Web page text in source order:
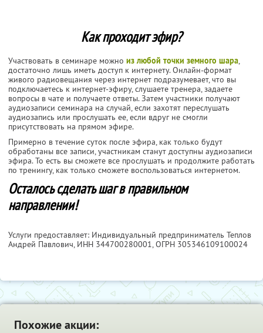
Как проходит эфир?
Участвовать в семинаре можно из любой точки земного шара,
достаточно лишь иметь доступ к интернету. Онлайн-формат
живого радиовещания через интернет подразумевает, что вы
подключаетесь к интернет-эфиру, слушаете тренера, задаете
вопросы в чате и получаете ответы. Затем участники получают
аудиозаписи семинара на случай, если захотят переслушать
аудиозапись или прослушать ее, если вдруг не смогли
присутствовать на прямом эфире.
Примерно в течение суток после эфира, как только будут
обработаны все записи, участникам станут доступны аудиозаписи
эфира. То есть вы сможете все прослушать и продолжите работать
по тренингу, как только сможете воспользоваться интернетом.
Осталось сделать шаг в правильном
направлении!
Услуги предоставляет: Индивидуальный предприниматель Теплов
Андрей Павлович, ИНН 344700280001, ОГРН 305346109100024
Похожие акции: